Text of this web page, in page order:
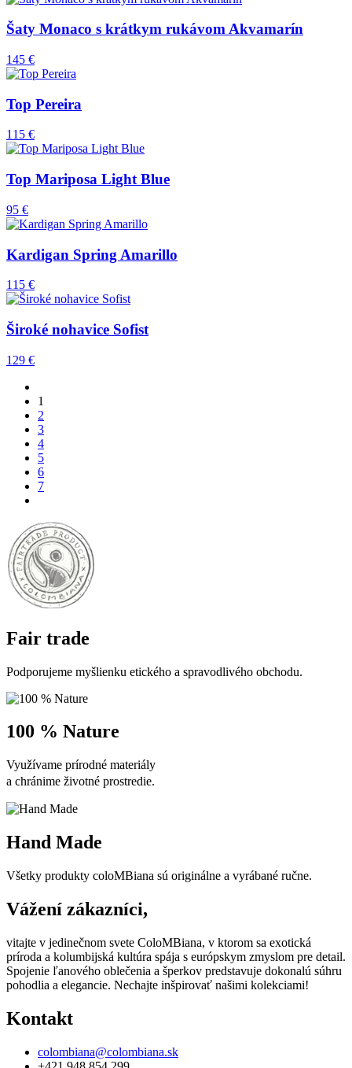
Šaty Monaco s krátkym rukávom Akvamarín
145 €
Top Pereira
115 €
Top Mariposa Light Blue
95 €
Kardigan Spring Amarillo
115 €
Široké nohavice Sofist
129 €
1
2
3
4
5
6
7
Fair trade
Podporujeme myšlienku etického a spravodlivého obchodu.
100 % Nature
Využívame prírodné materiály
a chránime životné prostredie.
Hand Made
Všetky produkty coloMBiana sú originálne a vyrábané ručne.
Vážení zákazníci,
vitajte v jedinečnom svete ColoMBiana, v ktorom sa exotická
príroda a kolumbijská kultúra spája s európskym zmyslom pre detail.
Spojenie ľanového oblečenia a šperkov predstavuje dokonalú súhru
pohodlia a elegancie. Nechajte inšpirovať našimi kolekciami!
Kontakt
colombiana@colombiana.sk